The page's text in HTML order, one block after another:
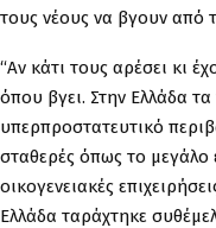
τους νέους να βγουν από
“Αν κάτι τους αρέσει κι
όπου βγει. Στην Ελλάδα
υπερπροστατευτικό
σταθερές όπως το μεγάλο
οικογενειακές
Ελλάδα ταράχτηκε